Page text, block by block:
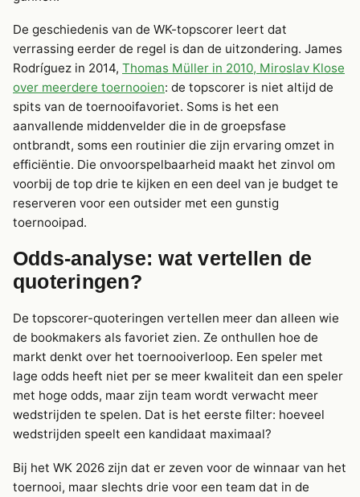
De geschiedenis van de WK-topscorer leert dat
verrassing eerder de regel is dan de uitzondering. James
Rodríguez in 2014, Thomas Müller in 2010, Miroslav Klose
over meerdere toernooien: de topscorer is niet altijd de
spits van de toernooifavoriet. Soms is het een
aanvallende middenvelder die in de groepsfase
ontbrandt, soms een routinier die zijn ervaring omzet in
efficiëntie. Die onvoorspelbaarheid maakt het zinvol om
voorbij de top drie te kijken en een deel van je budget te
reserveren voor een outsider met een gunstig
toernooipad.
Odds-analyse: wat vertellen de
quoteringen?
De topscorer-quoteringen vertellen meer dan alleen wie
de bookmakers als favoriet zien. Ze onthullen hoe de
markt denkt over het toernooiverloop. Een speler met
lage odds heeft niet per se meer kwaliteit dan een speler
met hoge odds, maar zijn team wordt verwacht meer
wedstrijden te spelen. Dat is het eerste filter: hoeveel
wedstrijden speelt een kandidaat maximaal?
Bij het WK 2026 zijn dat er zeven voor de winnaar van het
toernooi, maar slechts drie voor een team dat in de